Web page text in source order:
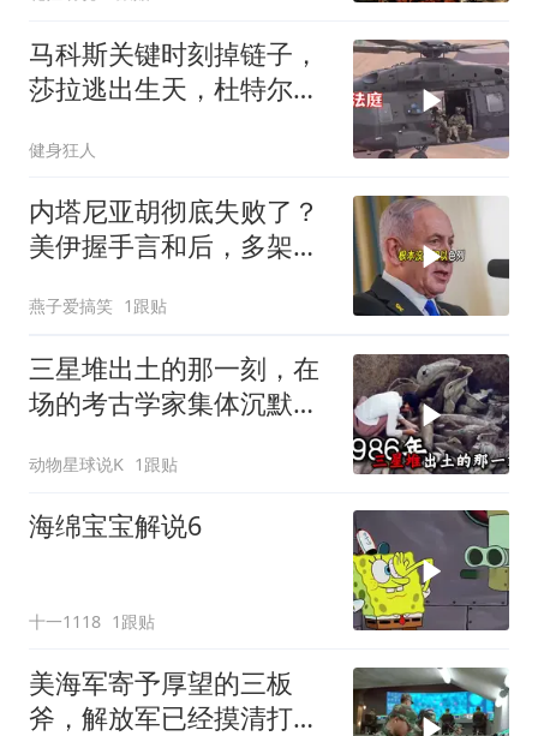
马科斯关键时刻掉链子，
莎拉逃出生天，杜特尔特
健身狂人
内塔尼亚胡彻底失败了？
美伊握手言和后，多架美
燕子爱搞笑 1跟贴
三星堆出土的那一刻，在
场的考古学家集体沉默
动物星球说K 1跟贴
海绵宝宝解说6
十一1118 1跟贴
美海军寄予厚望的三板
斧，解放军已经摸清打